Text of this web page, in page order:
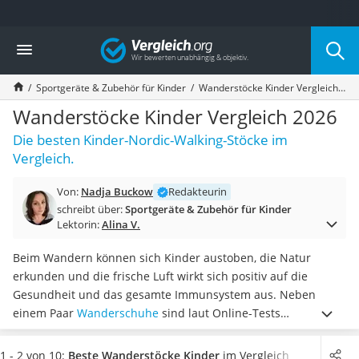
Die beliebtesten Vergleiche nach Kategorie
Kind & Baby
Babyphone mit 2 Kameras
Walkie-Talkie Kinder
Kindermatratzen
Babywippe
Rollschuhe für Kinder
Tischkicker
Kinderschubkarre
Babyschlafsack
Babyphone
Treppenschutzgitter
Kindersitz ab 4 Jahren
Kinderroller 3 Räder
Ferngesteuertes Auto
Kindersitz 15–36 kg
Vergleich
Sportgeräte & Zubehör für Kinder Wanderstöcke Kinder Vergleich 2026
Wanderstöcke Kinder Vergleich 2026
Die besten Kinder-Nordic-Walking-Stöcke im
Vergleich.
Von: Nadja Buckow
Redakteurin
schreibt über:Sportgeräte & Zubehör für Kinder
Lektorin:Alina V.
Beim Wandern können sich Kinder austoben, die Natur
erkunden und die frische Luft wirkt sich positiv auf die
Gesundheit und das gesamte Immunsystem aus. Neben
einem Paar Wanderschuhe sind laut Online-Tests
Wanderstöcke für Kinder während der Wanderung bestens
geeignet, um dieGelenke zu schonen, die Muskulatur zu
1 - 2 von 10: Beste Wanderstöcke Kinder im Vergleich